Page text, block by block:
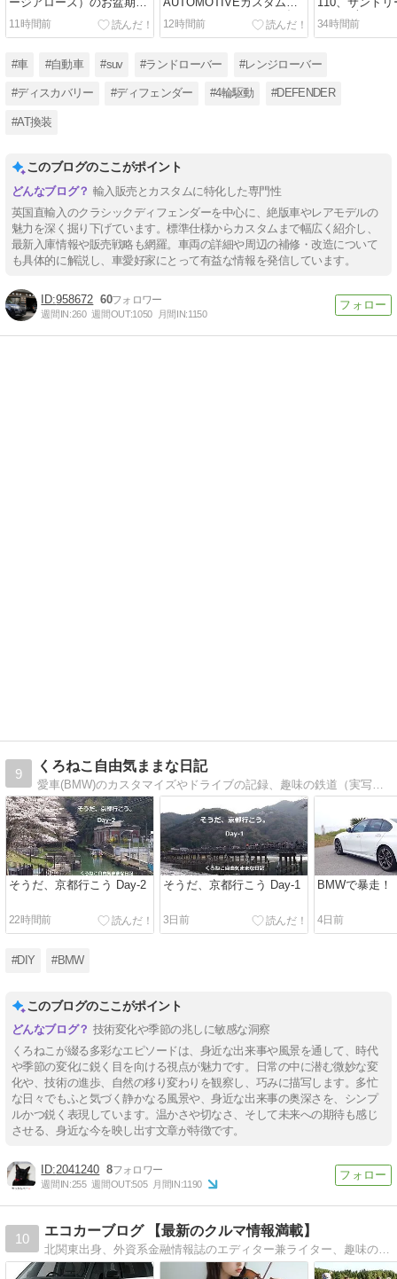
ージアローズ）のお盆期間
のスケジュール。
11時間前
AUTOMOTIVEカスタム車
両！2015y ディフェンダー
90SW 2.2
12時間前
110、サント
クのお車です。
34時間前
#車 #自動車 #suv #ランドローバー #レンジローバー
#ディスカバリー #ディフェンダー #4輪駆動 #DEFENDER
#AT換装
このブログのここがポイント
輸入販売とカスタムに特化した専門性
英国直輸入のクラシックディフェンダーを中心に、絶版車やレアモデルの
魅力を深く掘り下げています。標準仕様からカスタムまで幅広く紹介し、
最新入庫情報や販売戦略も網羅。車両の詳細や周辺の補修・改造について
も具体的に解説し、車愛好家にとって有益な情報を発信しています。
958672 60
週間IN:260 週間OUT:1050 月間IN:1150
9
くろねこ自由気ままな日記
そうだ、京都行こう Day-2
22時間前
そうだ、京都行こう Day-1
3日前
BMWで暴走！
4日前
#DIY #BMW
このブログのここがポイント
技術変化や季節の兆しに敏感な洞察
くろねこが綴る多彩なエピソードは、身近な出来事や風景を通して、時代
や季節の変化に鋭く目を向ける視点が魅力です。日常の中に潜む微妙な変
化や、技術の進歩、自然の移り変わりを観察し、巧みに描写します。多忙
な日々でもふと気づく静かなる風景や、身近な出来事の奥深さを、シンプ
ルかつ鋭く表現しています。温かさや切なさ、そして未来への期待も感じ
させる、身近な今を映し出す文章が特徴です。
2041240 8
週間IN:255 週間OUT:505 月間IN:1190
10
エコカーブログ 【最新のクルマ情報満載】
北関東出身、外資系金融情報誌のエディター兼ライター、趣味のレース観戦、二輪や四輪の乗り物が大好きな通称 『エディ』 (でも生粋の日本人) のブログ。最新の自動車関連ニュースやレース情報なども提供します。 #エコカーブログ『フォロー』大歓迎！